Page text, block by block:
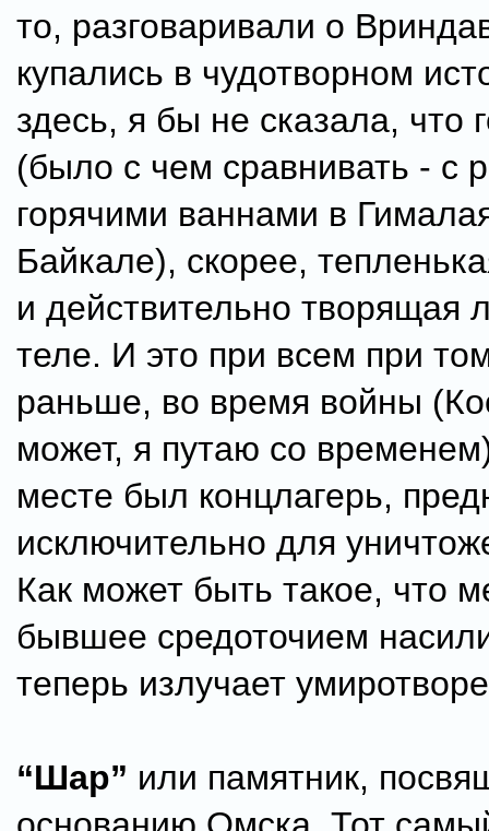
то, разговаривали о
купались в чудотворном
здесь, я бы не сказала, что
(было с чем сравнивать - с
горячими ваннами в
Байкале), скорее,
и действительно творящая
теле. И это при всем при
раньше, во время войны
может, я путаю со
месте был концлагерь,
исключительно для
Как может быть такое, что
бывшее средоточием
теперь излучает
“Шар” или памятник,